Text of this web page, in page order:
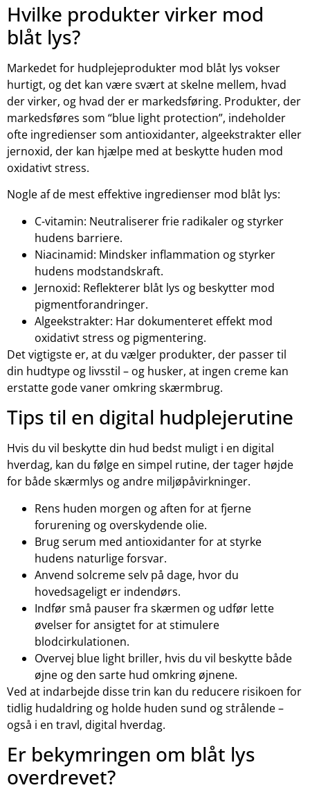
Hvilke produkter virker mod
blåt lys?
Markedet for hudplejeprodukter mod blåt lys vokser
hurtigt, og det kan være svært at skelne mellem, hvad
der virker, og hvad der er markedsføring. Produkter, der
markedsføres som “blue light protection”, indeholder
ofte ingredienser som antioxidanter, algeekstrakter eller
jernoxid, der kan hjælpe med at beskytte huden mod
oxidativt stress.
Nogle af de mest effektive ingredienser mod blåt lys:
C-vitamin: Neutraliserer frie radikaler og styrker
hudens barriere.
Niacinamid: Mindsker inflammation og styrker
hudens modstandskraft.
Jernoxid: Reflekterer blåt lys og beskytter mod
pigmentforandringer.
Algeekstrakter: Har dokumenteret effekt mod
oxidativt stress og pigmentering.
Det vigtigste er, at du vælger produkter, der passer til
din hudtype og livsstil – og husker, at ingen creme kan
erstatte gode vaner omkring skærmbrug.
Tips til en digital hudplejerutine
Hvis du vil beskytte din hud bedst muligt i en digital
hverdag, kan du følge en simpel rutine, der tager højde
for både skærmlys og andre miljøpåvirkninger.
Rens huden morgen og aften for at fjerne
forurening og overskydende olie.
Brug serum med antioxidanter for at styrke
hudens naturlige forsvar.
Anvend solcreme selv på dage, hvor du
hovedsageligt er indendørs.
Indfør små pauser fra skærmen og udfør lette
øvelser for ansigtet for at stimulere
blodcirkulationen.
Overvej blue light briller, hvis du vil beskytte både
øjne og den sarte hud omkring øjnene.
Ved at indarbejde disse trin kan du reducere risikoen for
tidlig hudaldring og holde huden sund og strålende –
også i en travl, digital hverdag.
Er bekymringen om blåt lys
overdrevet?